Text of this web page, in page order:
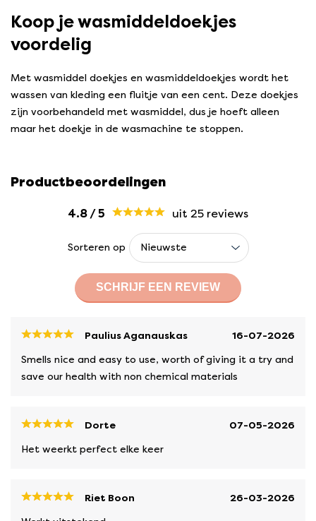
Koop je wasmiddeldoekjes
voordelig
Met wasmiddel doekjes en wasmiddeldoekjes wordt het
wassen van kleding een fluitje van een cent. Deze doekjes
zijn voorbehandeld met wasmiddel, dus je hoeft alleen
maar het doekje in de wasmachine te stoppen.
Productbeoordelingen
4.8 /5 uit 25 reviews
Sorteren op
SCHRIJF EEN REVIEW
Paulius Aganauskas
16-07-2026
Smells nice and easy to use, worth of giving it a try and
save our health with non chemical materials
Dorte
07-05-2026
Het weerkt perfect elke keer
Riet Boon
26-03-2026